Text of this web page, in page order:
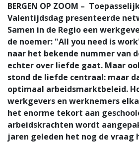
BERGEN OP ZOOM –
Valentijdsdag presenteerde
Samen in de Regio een
de noemer: "All you need is
naar het bekende nummer van
echter over liefde gaat. Maar
stond de liefde centraal: maar
optimaal arbeidsmarktbeleid.
werkgevers en werknemers
het enorme tekort aan
arbeidskrachten wordt
jaren geleden het nog de vraag